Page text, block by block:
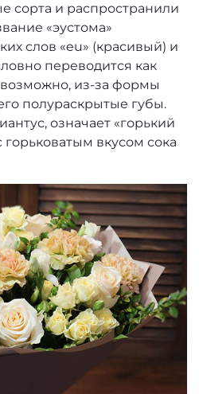
сорта и распространили
«эустома»
слов «eu» (красивый) и
переводится как
из-за формы
полураскрытые губы.
означает «горький
горьковатым вкусом сока